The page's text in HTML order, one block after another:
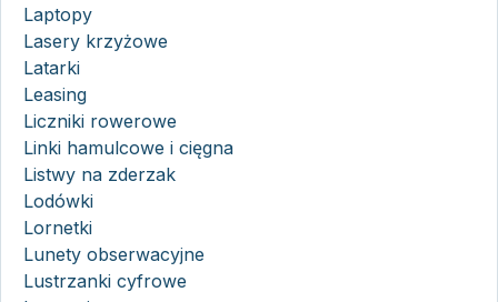
Laptopy
Lasery krzyżowe
Latarki
Leasing
Liczniki rowerowe
Linki hamulcowe i cięgna
Listwy na zderzak
Lodówki
Lornetki
Lunety obserwacyjne
Lustrzanki cyfrowe